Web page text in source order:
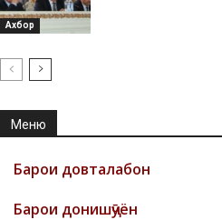
Ахбор
Меню
Барои довталабон
Барои донишҷӯён